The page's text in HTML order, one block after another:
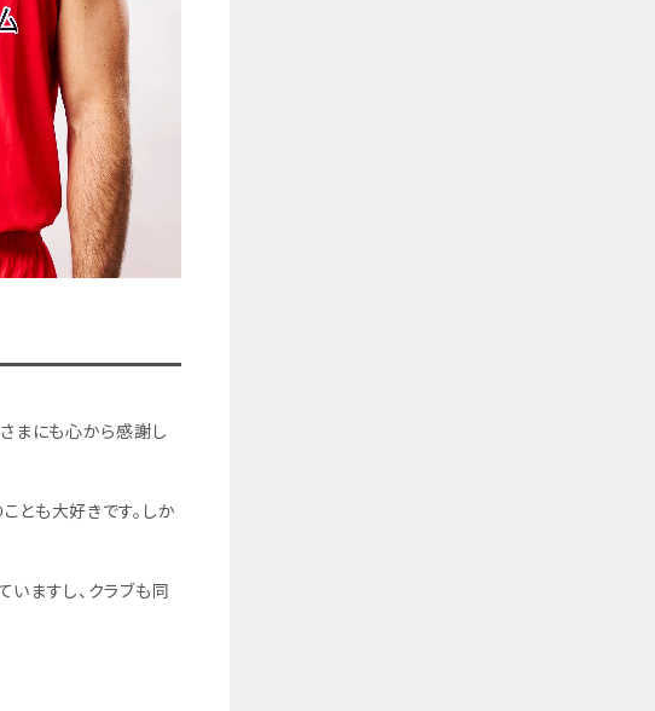
まにも心から感謝し
とも大好きです。しか
いますし、クラブも同